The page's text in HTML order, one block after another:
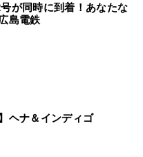
号が同時に到着！あなたな
島電鉄
ヘナ＆インディゴ